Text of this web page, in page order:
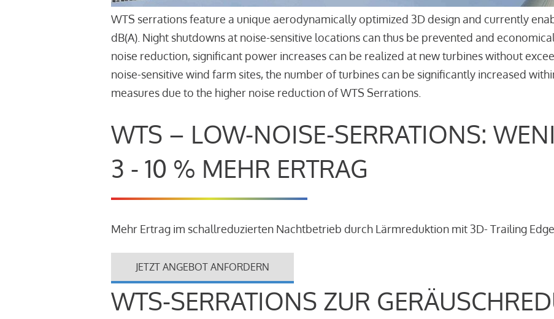
WTS serrations feature a unique aerodynamically optimized 3D design and currently
dB(A). Night shutdowns at noise-sensitive locations can thus be prevented and
noise reduction, significant power increases can be realized at new turbines without
noise-sensitive wind farm sites, the number of turbines can be significantly increased
measures due to the higher noise reduction of WTS Serrations.
WTS – LOW-NOISE-SERRATIONS:
3 - 10 % MEHR ERTRAG
Mehr Ertrag im schallreduzierten Nachtbetrieb durch Lärmreduktion mit 3D- Trailing
JETZT ANGEBOT ANFORDERN
WTS-SERRATIONS ZUR